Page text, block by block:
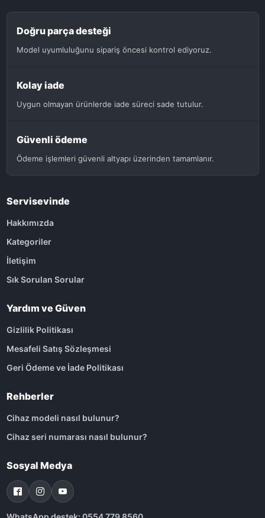
Doğru parça desteği
Model uyumluluğunu sipariş öncesi kontrol ediyoruz.
Kolay iade
Uygun olmayan ürünlerde iade süreci sade tutulur.
Güvenli ödeme
Ödeme işlemleri güvenli altyapı üzerinden tamamlanır.
Servisevinde
Hakkımızda
Kategoriler
İletişim
Sık Sorulan Sorular
Yardım ve Güven
Gizlilik Politikası
Mesafeli Satış Sözleşmesi
Geri Ödeme ve İade Politikası
Rehberler
Cihaz modeli nasıl bulunur?
Cihaz seri numarası nasıl bulunur?
Sosyal Medya